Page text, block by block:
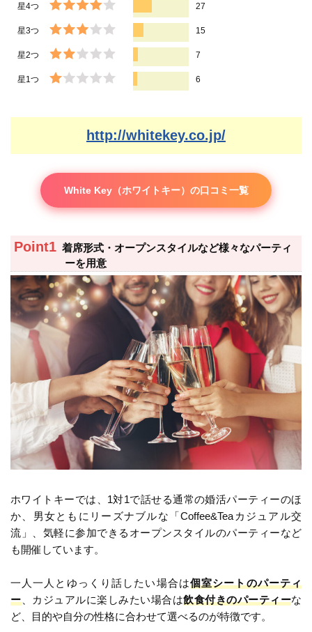
星4つ 27
星3つ 15
星2つ 7
星1つ 6
http://whitekey.co.jp/
White Key（ホワイトキー）の口コミ一覧
着席形式・オープンスタイルなど様々なパーティ
ーを用意
ホワイトキーでは、1対1で話せる通常の婚活パーティーのほ
か、男女ともにリーズナブルな「Coffee&Teaカジュアル交
流」、気軽に参加できるオープンスタイルのパーティーなど
も開催しています。
一人一人とゆっくり話したい場合は個室シートのパーティ
ー、カジュアルに楽しみたい場合は飲食付きのパーティーな
ど、目的や自分の性格に合わせて選べるのが特徴です。